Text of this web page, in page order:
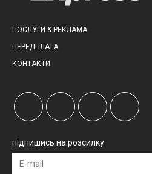
ПОСЛУГИ & РЕКЛАМА
ПЕРЕДПЛАТА
КОНТАКТИ
підпишись на розсилку